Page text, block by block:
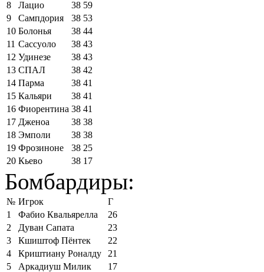
8 Лацио 38 59
9
Сампдория 38 53
10 Болонья 38 44
11 Сассуоло 38 43
12 Удинезе 38 43
13 СПАЛ 38 42
14 Парма 38 41
15 Кальяри 38 41
16 Фиорентина 38 41
17 Дженоа 38 38
18 Эмполи 38 38
19 Фрозиноне 38 25
20 Кьево 38 17
Бомбардиры:
№ Игрок
Г
1
Фабио Квальярелла
26
2
Дуван Сапата
23
3
Кшиштоф Пёнтек
22
4
Криштиану Роналду
21
5
Аркадиуш Милик
17